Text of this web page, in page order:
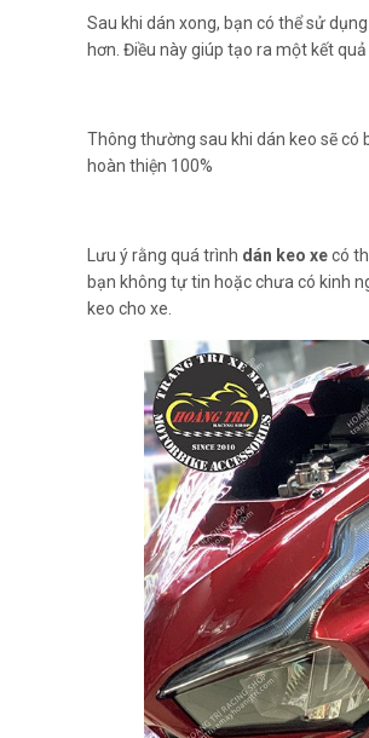
Sau khi dán xong, bạn có thể sử
hơn. Điều này giúp tạo ra một kết
Thông thường sau khi dán keo sẽ có
hoàn thiện 100%
Lưu ý rằng quá trình dán keo xecó
bạn không tự tin hoặc chưa có kinh
keo cho xe.